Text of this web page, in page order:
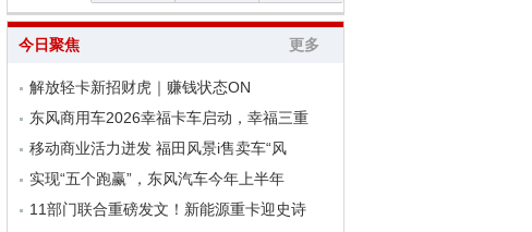
今日聚焦 更多
解放轻卡新招财虎｜赚钱状态ON
东风商用车2026幸福卡车启动，幸福三重
移动商业活力迸发 福田风景i售卖车“风
实现“五个跑赢”，东风汽车今年上半年
11部门联合重磅发文！新能源重卡迎史诗